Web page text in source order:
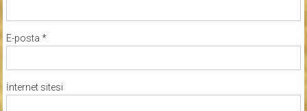
E-posta *
İnternet sitesi